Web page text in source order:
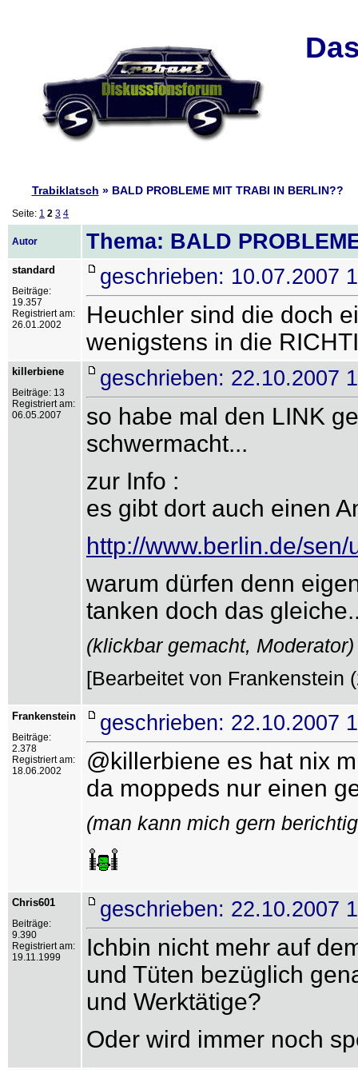
Trabiklatsch » BALD PROBLEME MIT TRABI IN BERLIN??
Seite: 1 2 3 4
Autor Thema: BALD
standard
Beiträge:
19.357
Registriert am:
26.01.2002
geschrieben: 10.07.2007
Heuchler sind die doch
wenigstens in die
killerbiene
Beiträge: 13
Registriert am:
06.05.2007
geschrieben: 22.10.2007
so habe mal den LINK
schwermacht...
zur Info :
es gibt dort auch einen
http://www.berlin.de/
warum dürfen denn
tanken doch das
(klickbar gemacht, Moderator)
[Bearbeitet von Frankenstein
Frankenstein
Beiträge:
2.378
Registriert am:
18.06.2002
geschrieben: 22.10.2007
@killerbiene es hat nix
da moppeds nur einen
(man kann mich gern
Chris601
Beiträge:
9.390
Registriert am:
19.11.1999
geschrieben: 22.10.2007
Ichbin nicht mehr auf
und Tüten bezüglich
und Werktätige?
Oder wird immer noch